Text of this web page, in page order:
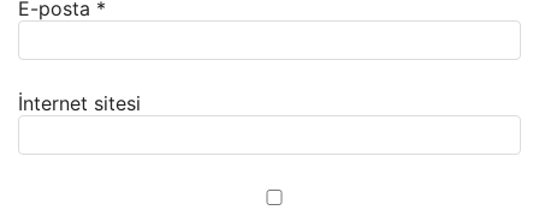
E-posta *
İnternet sitesi